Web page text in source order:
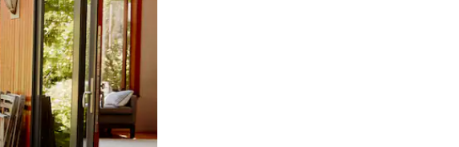
ისრებით ან შეხებისა თუ თითის გასმის ჟესტები.